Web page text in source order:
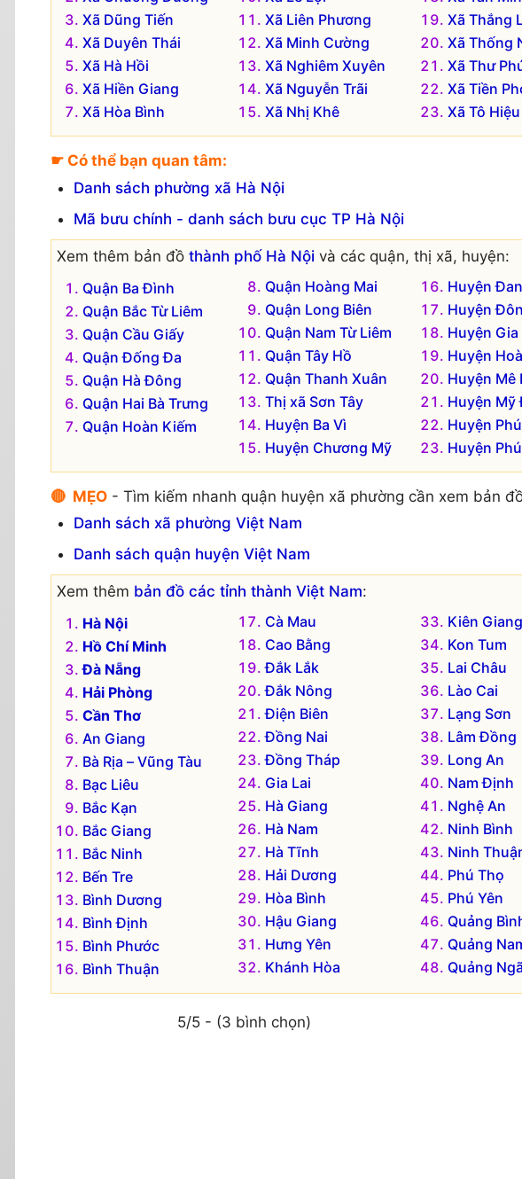
Xã Dũng Tiến
Xã Duyên Thái
Xã Hà Hồi
Xã Hiền Giang
Xã Hòa Bình
Xã Liên Phương
Xã Minh Cường
Xã Nghiêm Xuyên
Xã Nguyễn Trãi
Xã Nhị Khê
Xã Thắng
Xã Thống
Xã Thư
Xã Tiền
Xã Tô Hiệu
☛ Có thể bạn quan tâm:
Danh sách phường xã Hà Nội
Mã bưu chính - danh sách bưu cục TP Hà Nội
Xem thêm bản đồ thành phố Hà Nội và các quận, thị xã, huyện:
Quận Ba Đình
Quận Bắc Từ Liêm
Quận Cầu Giấy
Quận Đống Đa
Quận Hà Đông
Quận Hai Bà Trưng
Quận Hoàn Kiếm
Quận Hoàng Mai
Quận Long Biên
Quận Nam Từ Liêm
Quận Tây Hồ
Quận Thanh Xuân
Thị xã Sơn Tây
Huyện Ba Vì
Huyện Chương Mỹ
Huyện
Huyện
Huyện Gia
Huyện
Huyện Mê
Huyện Mỹ
Huyện
Huyện
🔴 MẸO - Tìm kiếm nhanh quận huyện xã phường cần xem bản
Danh sách xã phường Việt Nam
Danh sách quận huyện Việt Nam
Xem thêm bản đồ các tỉnh thành Việt Nam:
Hà Nội
Hồ Chí Minh
Đà Nẵng
Hải Phòng
Cần Thơ
An Giang
Bà Rịa – Vũng Tàu
Bạc Liêu
Bắc Kạn
Bắc Giang
Bắc Ninh
Bến Tre
Bình Dương
Bình Định
Bình Phước
Bình Thuận
Cà Mau
Cao Bằng
Đắk Lắk
Đắk Nông
Điện Biên
Đồng Nai
Đồng Tháp
Gia Lai
Hà Giang
Hà Nam
Hà Tĩnh
Hải Dương
Hòa Bình
Hậu Giang
Hưng Yên
Khánh Hòa
Kiên Giang
Kon Tum
Lai Châu
Lào Cai
Lạng Sơn
Lâm Đồng
Long An
Nam Định
Nghệ An
Ninh Bình
Ninh
Phú Thọ
Phú Yên
Quảng
Quảng
Quảng
5/5 - (3 bình chọn)